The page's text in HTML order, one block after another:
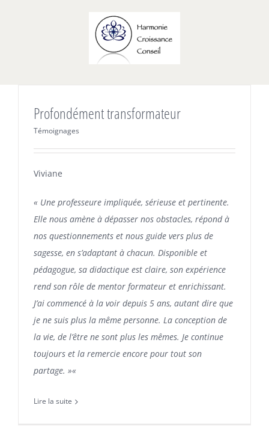
Profondément transformateur
Témoignages
Viviane
« Une professeure impliquée, sérieuse et pertinente.
Elle nous amène à dépasser nos obstacles, répond à
nos questionnements et nous guide vers plus de
sagesse, en s’adaptant à chacun. Disponible et
pédagogue, sa didactique est claire, son expérience
rend son rôle de mentor formateur et enrichissant.
J’ai commencé à la voir depuis 5 ans, autant dire que
je ne suis plus la même personne. La conception de
la vie, de l’être ne sont plus les mêmes. Je continue
toujours et la remercie encore pour tout son
partage. »«
Lire la suite